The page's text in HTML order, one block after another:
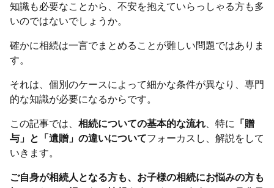
知識も必要なことから、不安を抱えていらっしゃる方も多
いのではないでしょうか。
確かに相続は一言でまとめることが難しい問題ではありま
す。
それは、個別のケースによって細かな条件が異なり、専門
的な知識が必要になるからです。
この記事では、 相続についての基本的な流れ 、特に
「贈
与」と「遺贈」の違いについてフォーカスし、解説をして
いきます。
ご自身が相続人となる方も、お子様の相続にお悩みの方も